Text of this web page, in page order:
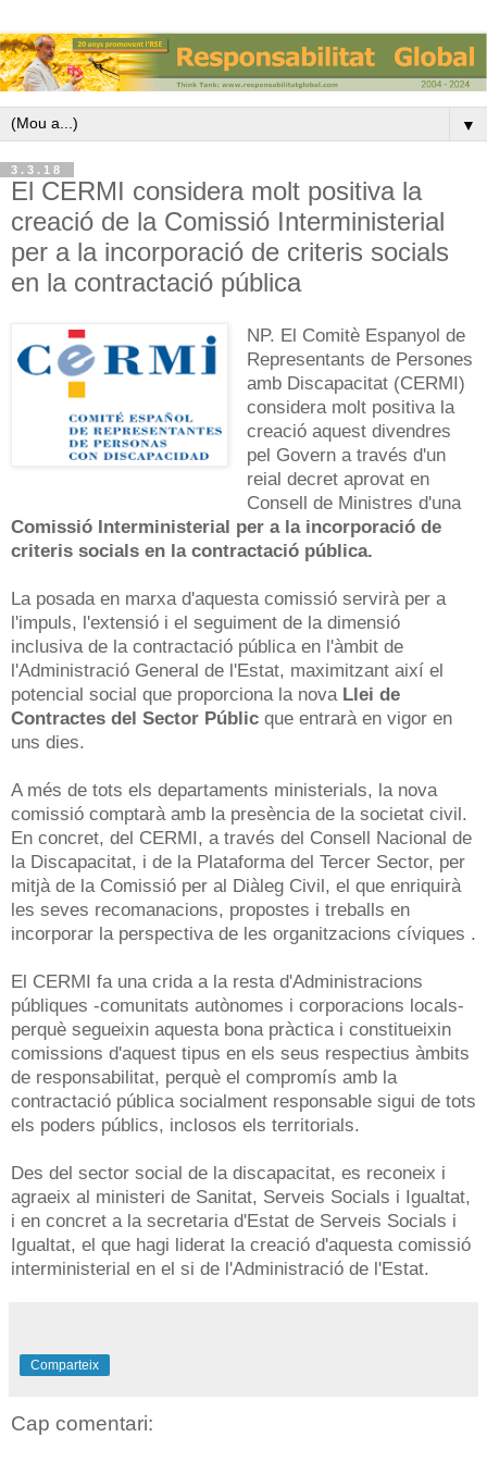
▼
3.3.18
El CERMI considera molt positiva la
creació de la Comissió Interministerial
per a la incorporació de criteris socials
en la contractació pública
NP. El Comitè Espanyol de
Representants de Persones
amb Discapacitat (CERMI)
considera molt positiva la
creació aquest divendres
pel Govern a través d'un
reial decret aprovat en
Consell de Ministres d'una
Comissió Interministerial per a la incorporació de
criteris socials en la contractació pública.
La posada en marxa d'aquesta comissió servirà per a
l'impuls, l'extensió i el seguiment de la dimensió
inclusiva de la contractació pública en l'àmbit de
l'Administració General de l'Estat, maximitzant així el
potencial social que proporciona la nova Llei de
Contractes del Sector Públic que entrarà en vigor en
uns dies.
A més de tots els departaments ministerials, la nova
comissió comptarà amb la presència de la societat civil.
En concret, del CERMI, a través del Consell Nacional de
la Discapacitat, i de la Plataforma del Tercer Sector, per
mitjà de la Comissió per al Diàleg Civil, el que enriquirà
les seves recomanacions, propostes i treballs en
incorporar la perspectiva de les organitzacions cíviques .
El CERMI fa una crida a la resta d'Administracions
públiques -comunitats autònomes i corporacions locals-
perquè segueixin aquesta bona pràctica i constitueixin
comissions d'aquest tipus en els seus respectius àmbits
de responsabilitat, perquè el compromís amb la
contractació pública socialment responsable sigui de tots
els poders públics, inclosos els territorials.
Des del sector social de la discapacitat, es reconeix i
agraeix al ministeri de Sanitat, Serveis Socials i Igualtat,
i en concret a la secretaria d'Estat de Serveis Socials i
Igualtat, el que hagi liderat la creació d'aquesta comissió
interministerial en el si de l'Administració de l'Estat.
Comparteix
Cap comentari: